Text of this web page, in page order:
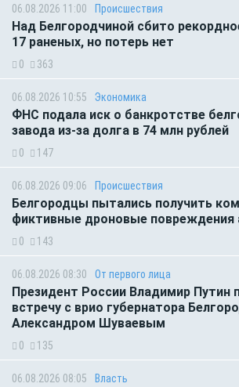
06.08.2026 11:00 Происшествия
Над Белгородчиной сбито
17 раненых, но потерь нет
0 363
06.08.2026 10:55 Экономика
ФНС подала иск о банкротстве
завода из-за долга в 74 млн рублей
0 147
06.08.2026 09:06 Происшествия
Белгородцы пытались получить
фиктивные дроновые повреждения
0 143
06.08.2026 08:30 От первого лица
Президент России Владимир Путин
встречу с врио губернатора
Александром Шуваевым
0 135
06.08.2026 08:05 Власть